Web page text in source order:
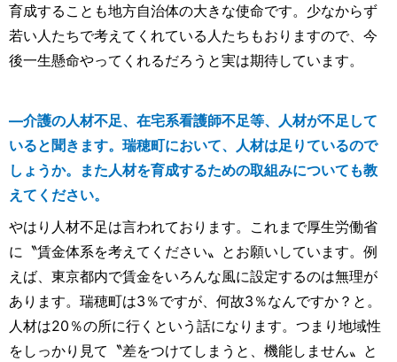
育成することも地方自治体の大きな使命です。少なからず
若い人たちで考えてくれている人たちもおりますので、今
後一生懸命やってくれるだろうと実は期待しています。
―介護の人材不足、在宅系看護師不足等、人材が不足して
いると聞きます。瑞穂町において、人材は足りているので
しょうか。また人材を育成するための取組みについても教
えてください。
やはり人材不足は言われております。これまで厚生労働省
に〝賃金体系を考えてください〟とお願いしています。例
えば、東京都内で賃金をいろんな風に設定するのは無理が
あります。瑞穂町は3％ですが、何故3％なんですか？と。
人材は20％の所に行くという話になります。つまり地域性
をしっかり見て〝差をつけてしまうと、機能しません〟と